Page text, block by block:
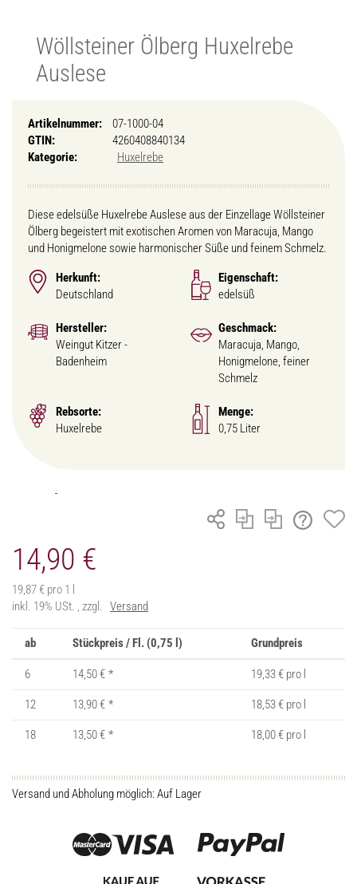
Wöllsteiner Ölberg Huxelrebe
Auslese
Artikelnummer:
07-1000-04
GTIN:
4260408840134
Kategorie:
Huxelrebe
Diese edelsüße Huxelrebe Auslese aus der Einzellage Wöllsteiner
Ölberg begeistert mit exotischen Aromen von Maracuja, Mango
und Honigmelone sowie harmonischer Süße und feinem Schmelz.
Herkunft:
Deutschland
Eigenschaft:
edelsüß
Hersteller:
Weingut Kitzer -
Badenheim
Geschmack:
Maracuja, Mango,
Honigmelone, feiner
Schmelz
Rebsorte:
Huxelrebe
Menge:
0,75 Liter
14,90 €
19,87 € pro 1 l
inkl. 19% USt. , zzgl. Versand
ab Stückpreis / Fl. (0,75 l) Grundpreis
6 14,50 € * 19,33 € pro l
12 13,90 € * 18,53 € pro l
18 13,50 € * 18,00 € pro l
Versand und Abholung möglich: Auf Lager